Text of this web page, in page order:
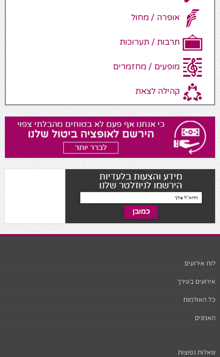
אופרה / מחול
תרבות / תערוכות
מופעים / מחזמרים
קהילה לצאת
לוח אירועים
אירועים בעירך
כל האולמות
האמנים
שאלות נפוצות